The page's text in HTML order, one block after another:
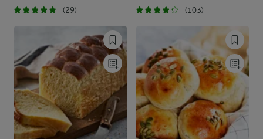
(29) (103)